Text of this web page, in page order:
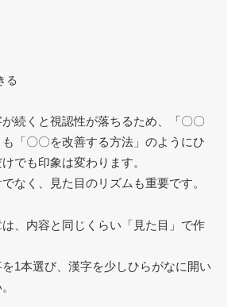
る
が続くと視認性が落ちるため、「〇〇
「〇〇を改善する方法」のようにひ
でも印象は変わります。
なく、見た目のリズムも重要です。
、内容と同じくらい「見た目」で作
1本選び、漢字を少しひらがなに開い